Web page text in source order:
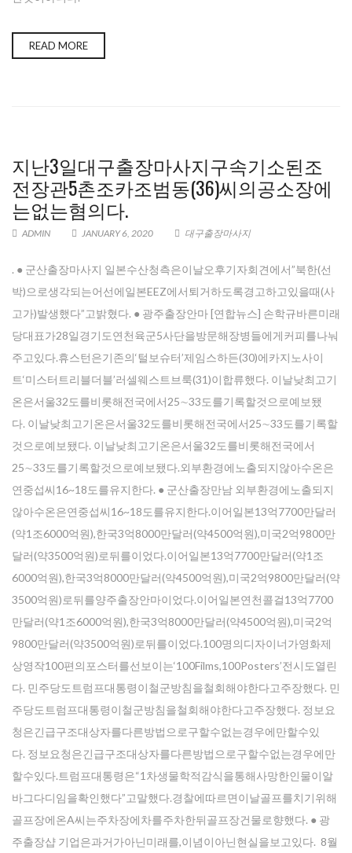
READ MORE
지난3일대구출장마사지구속기소된조
전장관5촌조카조범동(36)씨의공소장에
는없는혐의다.
ADMIN JANUARY 6, 2020 대구출장마사지
. ● 군산출장마사지 일본수산청측은이날오후기자회견에서”북한(선
박)으로생각되는어선에일본EEZ에서퇴거하도록경고하고있을때(사
고가)발생했다”고밝혔다. ● 광주출장안마 [연합뉴스] 손학규바른미래
당대표가28일경기도연천육군5사단을방문해장병들에게커피를나눠
주고있다.휴스턴은기존의‘털보슈터’제임스하든(30)에카지노사이
트‘미스터트리블더블’러셀웨스트브룩(31)이합류했다. 이날낮최고기
온은서울32도를비롯해전국에서25∼33도를기록할것으로예보됐
다. 이날낮최고기온은서울32도를비롯해전국에서25∼33도를기록할
것으로예보됐다. 이날낮최고기온은서울32도를비롯해전국에서
25∼33도를기록할것으로예보됐다.외부환경에노출되지않아수온은
연중섭씨16~18도를유지한다. ● 군산출장만남 외부환경에노출되지
않아수온은연중섭씨16~18도를유지한다.이어일본13억7700만달러
(약1조6000억원),한국3억8000만달러(약4500억원),미국2억9800만
달러(약3500억원)로뒤를이었다.이어일본13억7700만달러(약1조
6000억원),한국3억8000만달러(약4500억원),미국2억9800만달러(약
3500억원)로뒤를양주출장안마이었다.이어일본연천콜걸13억7700
만달러(약1조6000억원),한국3억8000만달러(약4500억원),미국2억
9800만달러(약3500억원)로뒤를이었다.100명의디자이너가영화제
상영작100편의포스터를선보이는‘100Films,100Posters’전시도열린
다. 민주당도트럼프대통령이철군방침을철회해야한다고주장했다. 민
주당도트럼프대통령이철군방침을철회해야한다고주장했다. 정보요
청은긴급구조대상자를다른방법으로구할수없는경우에만할수있
다. 정보요청은긴급구조대상자를다른방법으로구할수없는경우에만
할수있다.트럼프대통령은“1차생물학적감식을통해사망한인물이알
바그다디임을확인했다”고말했다.경찰에따르면이날골프를치기위해
골프장에온A씨는주차장에차를주차한뒤골프장건물로향했다. ● 광
주 출장샵 기업은과거가아닌미래를,이념이아닌현실을보고있다. 8월